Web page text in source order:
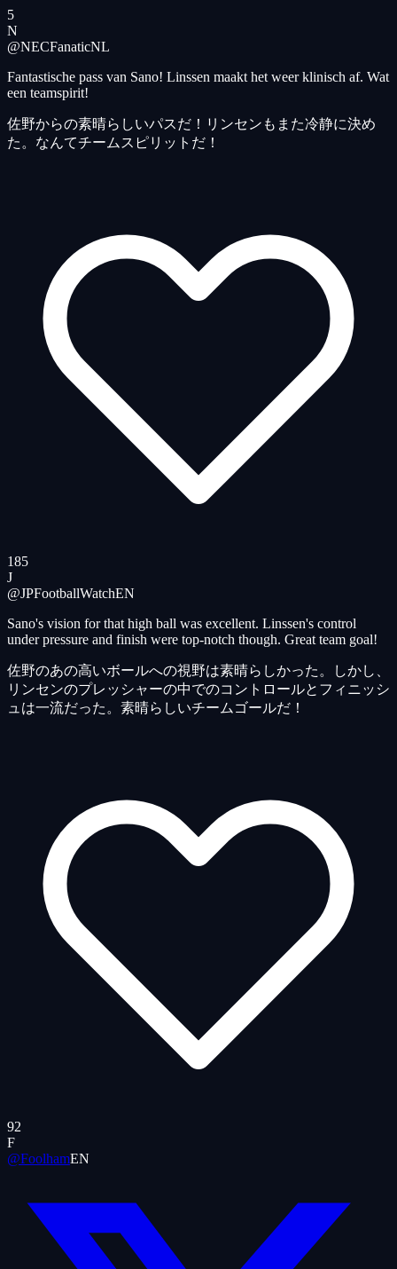
5
N
@NECFanaticNL
Fantastische pass van Sano! Linssen maakt het weer klinisch af. Wat
een teamspirit!
佐野からの素晴らしいパスだ！リンセンもまた冷静に決め
た。なんてチームスピリットだ！
185
J
@JPFootballWatchEN
Sano's vision for that high ball was excellent. Linssen's control
under pressure and finish were top-notch though. Great team goal!
佐野のあの高いボールへの視野は素晴らしかった。しかし、
リンセンのプレッシャーの中でのコントロールとフィニッシ
ュは一流だった。素晴らしいチームゴールだ！
92
F
@FoolhamEN